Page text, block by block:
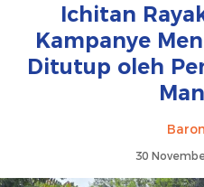
Ichitan
Kampanye
Ditutup oleh
30